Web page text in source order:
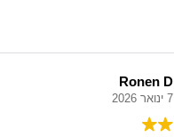
Ronen D
7 ינואר 2026